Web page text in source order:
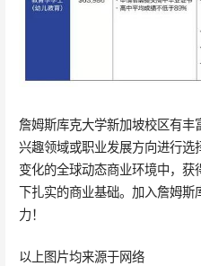
詹姆斯库克大学新加坡校区有
兴趣领域或职业发展方向进行
变化的全球动态商业环境中，
下扎实的商业基础。加入詹姆
力！
以上图片均来源于网络